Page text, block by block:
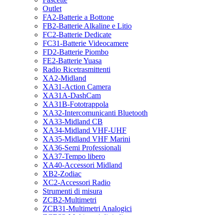
Outlet
FA2-Batterie a Bottone
FB2-Batterie Alkaline e Litio
FC2-Batterie Dedicate
FC31-Batterie Videocamere
FD2-Batterie Piombo
FE2-Batterie Yuasa
Radio Ricetrasmittenti
XA2-Midland
XA31-Action Camera
XA31A-DashCam
XA31B-Fototrappola
XA32-Intercomunicanti Bluetooth
XA33-Midland CB
XA34-Midland VHF-UHF
XA35-Midland VHF Marini
XA36-Semi Professionali
XA37-Tempo libero
XA40-Accessori Midland
XB2-Zodiac
XC2-Accessori Radio
Strumenti di misura
ZCB2-Multimetri
ZCB31-Multimetri Analogici